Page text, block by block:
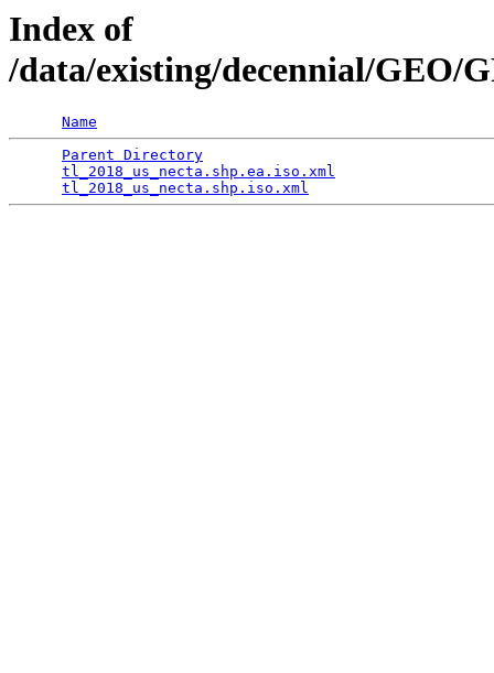
Index of
/data/existing/decennial/GEO/
Name
Parent Directory
tl_2018_us_necta.shp.ea.iso.xml
tl_2018_us_necta.shp.iso.xml